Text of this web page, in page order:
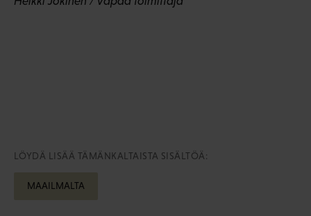
LÖYDÄ LISÄÄ TÄMÄNKALTAISTA SISÄLTÖÄ:
MAAILMALTA